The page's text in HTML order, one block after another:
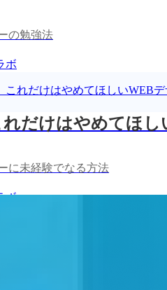
の勉強法
ボ
れだけはやめてほ
に未経験でなる方法
ボ